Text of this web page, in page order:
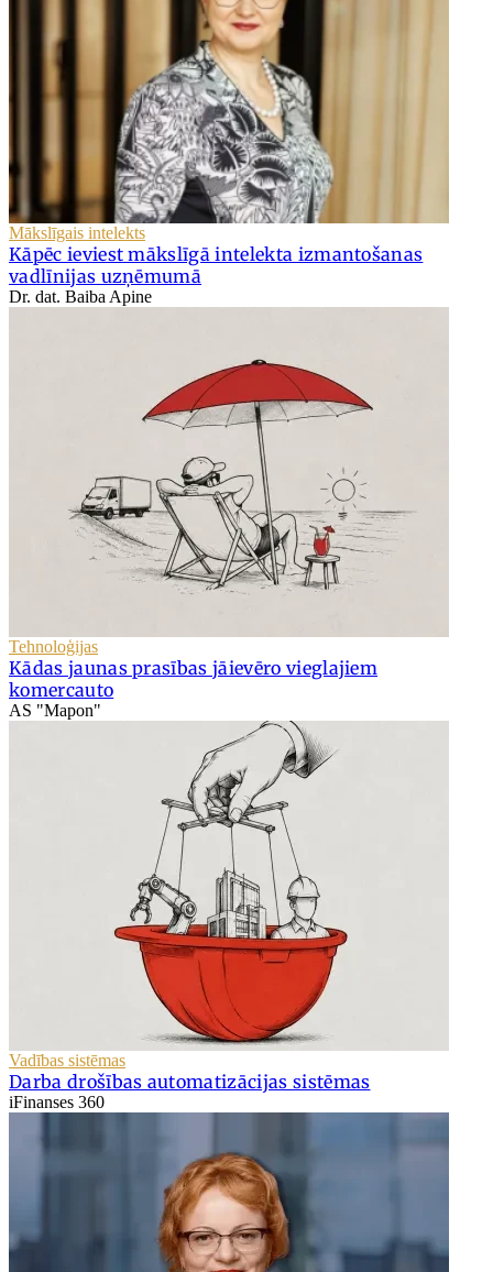
Mākslīgais intelekts
Kāpēc ieviest mākslīgā intelekta izmantošanas
vadlīnijas uzņēmumā
Dr. dat. Baiba Apine
Tehnoloģijas
Kādas jaunas prasības jāievēro vieglajiem
komercauto
AS "Mapon"
Vadības sistēmas
Darba drošības automatizācijas sistēmas
iFinanses 360